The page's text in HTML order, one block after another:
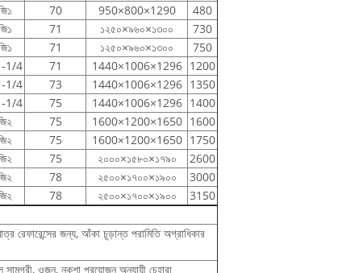
70 950×800×1290
480
71 ১২৫০×৯৬০×১৩০০
730
71 ১২৫০×৯৬০×১৩০০
750
1/4 71 1440×1006×1296 1200
1/4 73 1440×1006×1296 1350
1/4 75 1440×1006×1296 1400
75 1600×1200×1650 1600
75 1600×1200×1650 1750
75 ২০০০×১৫৮০×১৭৯০
2600
78 ২৫০০×১৭০০×১৯০০
3000
78 ২৫০০×১৭০০×১৯০০
3150
রেফারেন্সের জন্য, আঁকা চূড়ান্ত পরামিতি অগ্রাধিকার
সামগ্রী, ওজন, নকশা প্রয়োজন অনুযায়ী চেহারা